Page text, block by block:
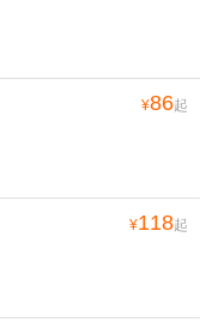
¥86起
¥118起